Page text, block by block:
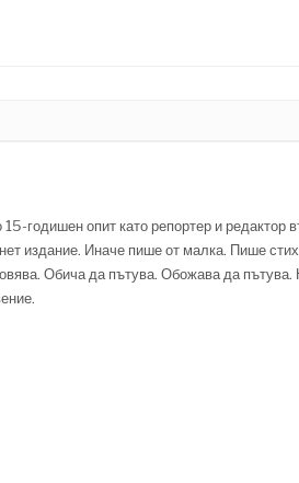
годишен опит като репортер и редактор
издание. Иначе пише от малка. Пише
Обича да пътува. Обожава да